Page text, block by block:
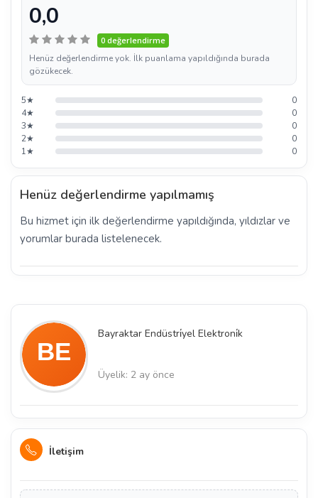
0,0
0 değerlendirme
Henüz değerlendirme yok. İlk puanlama yapıldığında burada
gözükecek.
5★
0
4★
0
3★
0
2★
0
1★
0
Henüz değerlendirme yapılmamış
Bu hizmet için ilk değerlendirme yapıldığında, yıldızlar ve
yorumlar burada listelenecek.
Bayraktar Endüstri̇yel Elektroni̇k
Üyelik: 2 ay önce
İletişim